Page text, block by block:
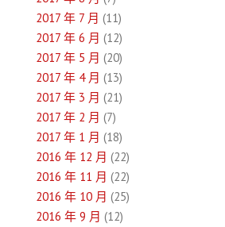
2017 年 7 月 (11)
2017 年 6 月 (12)
2017 年 5 月 (20)
2017 年 4 月 (13)
2017 年 3 月 (21)
2017 年 2 月 (7)
2017 年 1 月 (18)
2016 年 12 月 (22)
2016 年 11 月 (22)
2016 年 10 月 (25)
2016 年 9 月 (12)